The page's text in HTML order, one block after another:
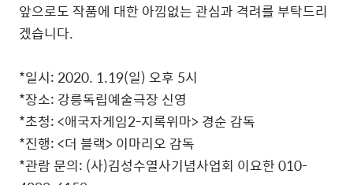
앞으로도 작품에 대한 아낌없는 관심과 격려를 부탁드리
겠습니다.
*일시: 2020. 1.19(일) 오후 5시
*장소: 강릉독립예술극장 신영
*초청: <애국자게임2-지록위마> 경순 감독
*진행: <더 블랙> 이마리오 감독
*관람 문의: (사)김성수열사기념사업회 이요한 010-